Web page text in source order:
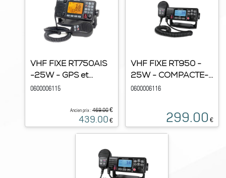
VHF FIXE RT750AIS
-25W - GPS et...
0600006115
Ancien prix : 469.00€
439.00 €
VHF FIXE RT950 -
25W - COMPACTE-...
0600006116
299.00 €